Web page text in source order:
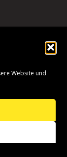
Website und